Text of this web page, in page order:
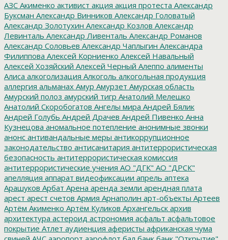
АЗС Акименко активист акция акция протеста Александр
Буксман Александр Винников Александр Головатый
Александр Золотухин Александр Козлов Александр
Левинталь Александр Ливенталь Александр Романов
Александр Соловьев Александр Чаплыгин Александра
Филиппова Алексей Корниенко Алексей Навальный
Алексей Хозяйский Алексей Черный Алеппо алименты
Алиса алкоголизация Алкоголь алкогольная продукция
аллергия альманах Амур Амурзет Амурская область
Амурский полоз амурский тигр Анатолий Мелешко
Анатолий Скоробогатов Ангелы мира Андрей Бялик
Андрей Голубь Андрей Драчев Андрей Пивенко Анна
Кузнецова аномальное потепление анонимные звонки
анонс антивандальные меры антикоррупционное
законодательство антисанитария антитеррористическая
безопасность антитеррористическая комиссия
антитеррористические учения АО "ДГК" АО "ДРСК"
апелляция аппарат видеофиксации апрель аптека
Арашуков Арбат Арена аренда земли арендная плата
арест арест счетов Армия Арнаполин арт-объекты Артеев
Артём Акименко Артём Куликов Архангельск архив
архитектура астероид астрономия асфальт асфальтовое
покрытие Атлет аудиенция аферисты африканская чума